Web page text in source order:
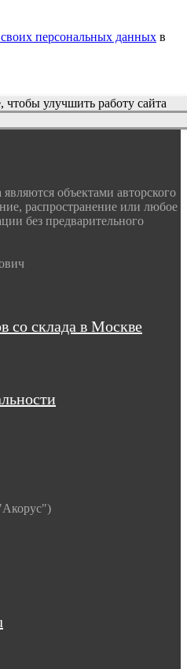
персональных данных в
улучшить работу сайта
объектами авторского
распространение или любое
без предварительного
со склада в Москве